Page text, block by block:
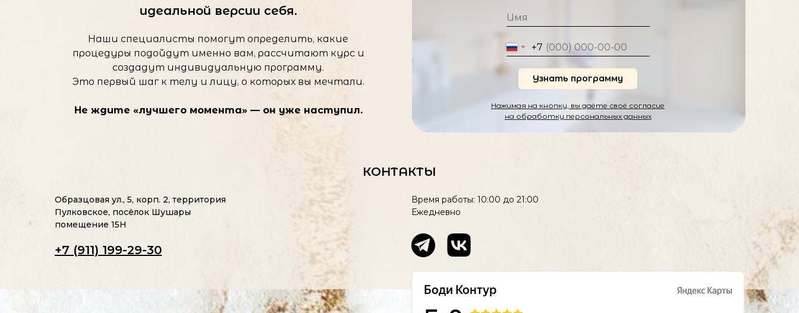
идеальной версии себя.
Наши специалисты помогут определить, какие
процедуры подойдут именно вам, рассчитают курс и
создадут индивидуальную программу.
Это первый шаг к телу и лицу, о которых вы мечтали.
Не ждите «лучшего момента» — он уже наступил.
+7
Узнать программу
Нажимая на кнопку, вы даёте своё согласие
на обработку персональных данных
КОНТАКТЫ
Образцовая ул., 5, корп. 2, территория
Пулковское, посёлок Шушары
помещение 15Н
Время работы: 10:00 до 21:00
Ежедневно
+7 (911) 199-29-30